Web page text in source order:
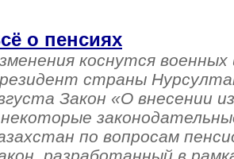
о пенсиях
коснутся военных
страны
Закон «О внесении
по вопросам